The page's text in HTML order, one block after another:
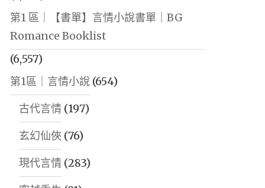
第1 區｜【書單】言情小說書單｜BG
Romance Booklist
(6,557)
第1區｜言情小說(654)
古代言情(197)
玄幻仙俠 (76)
現代言情(283)